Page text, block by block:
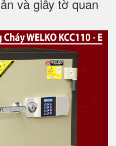
và giấy tờ quan